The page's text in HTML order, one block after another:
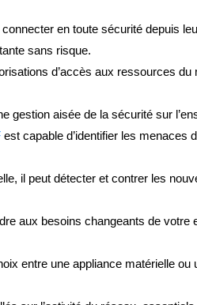
en toute sécurité depuis
sans risque.
d’accès aux ressources du
gestion aisée de la sécurité sur
est capable d’identifier les menaces
il peut détecter et contrer les
aux besoins changeants de votre
entre une appliance matérielle ou